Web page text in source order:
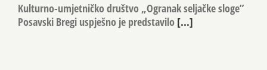
Kulturno-umjetničko društvo „Ogranak seljačke sloge”
Posavski Bregi uspješno je predstavilo [...]